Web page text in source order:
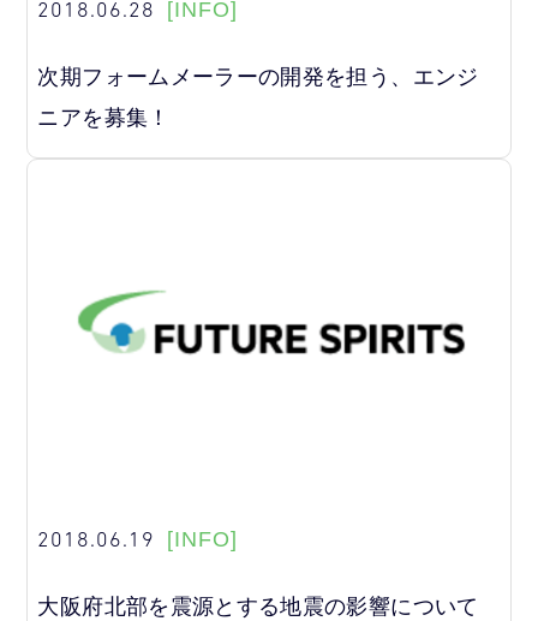
2018.06.28 [INFO]
次期フォームメーラーの開発を担う、エンジ
ニアを募集！
2018.06.19 [INFO]
大阪府北部を震源とする地震の影響について